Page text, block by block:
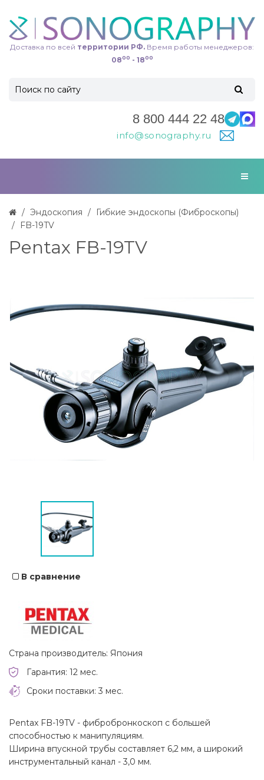
Доставка по всей территории РФ. Время работы менеджеров:
0800 - 1800
8 800 444 22 48
info@sonography.ru
Эндоскопия
Гибкие эндоскопы (Фиброcкопы)
FB-19TV
Pentax FB-19TV
В сравнение
Страна производитель: Япония
Гарантия: 12 мес.
Сроки поставки: 3 мес.
Pentax FB-19TV - фибробронкоскоп с большей
способностью к манипуляциям.
Ширина впускной трубы составляет 6,2 мм, а широкий
инструментальный канал - 3,0 мм.